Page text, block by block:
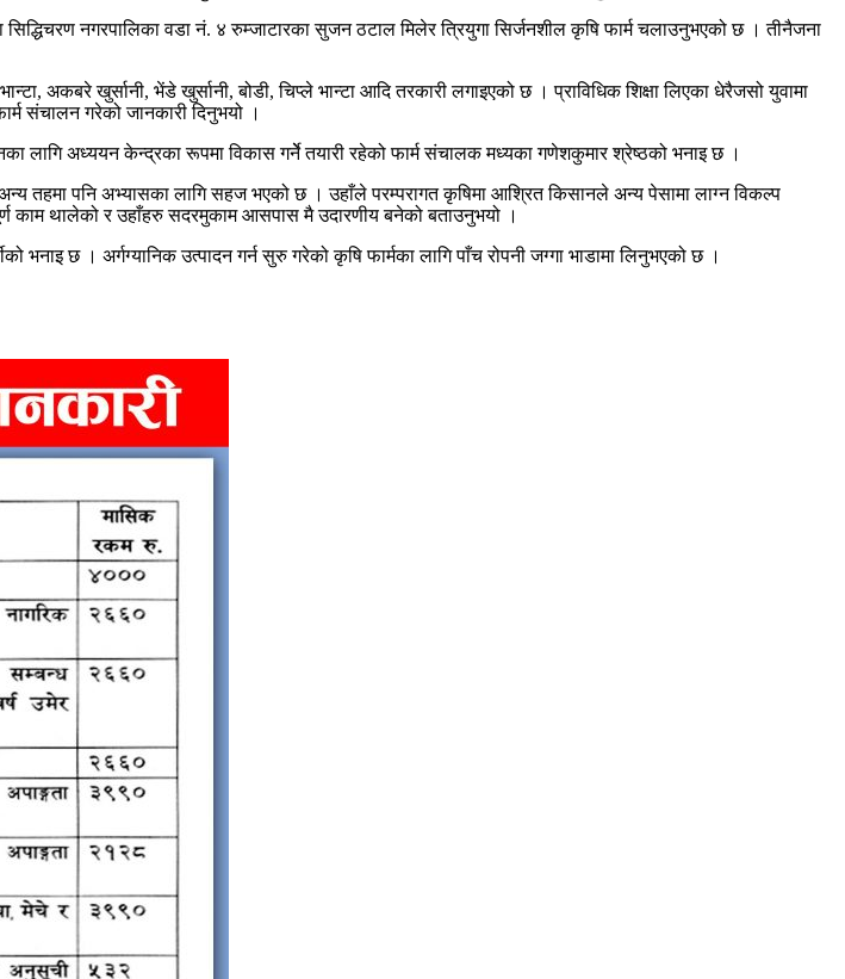
नगरपालिका वडा नं. ४ रुम्जाटारका सुजन ठटाल मिलेर त्रियुगा सिर्जनशील कृषि फार्म चलाउनुभएको छ । तीनैजना
अकबरे खुर्सानी, भेंडे खुर्सानी, बोडी, चिप्ले भान्टा आदि तरकारी लगाइएको छ । प्राविधिक शिक्षा लिएका धेरैजसो युवामा
संचालन गरेको जानकारी दिनुभयो ।
लागि अध्ययन केन्द्रका रूपमा विकास गर्नेे तयारी रहेको फार्म संचालक मध्यका गणेशकुमार श्रेष्ठको भनाइ छ ।
अन्य तहमा पनि अभ्यासका लागि सहज भएको छ । उहाँले परम्परागत कृषिमा आश्रित किसानले अन्य पेसामा लाग्न विकल्प
काम थालेको र उहाँहरु सदरमुकाम आसपास मै उदारणीय बनेको बताउनुभयो ।
छ । अर्गग्यानिक उत्पादन गर्न सुरु गरेको कृषि फार्मका लागि पाँच रोपनी जग्गा भाडामा लिनुभएको छ ।